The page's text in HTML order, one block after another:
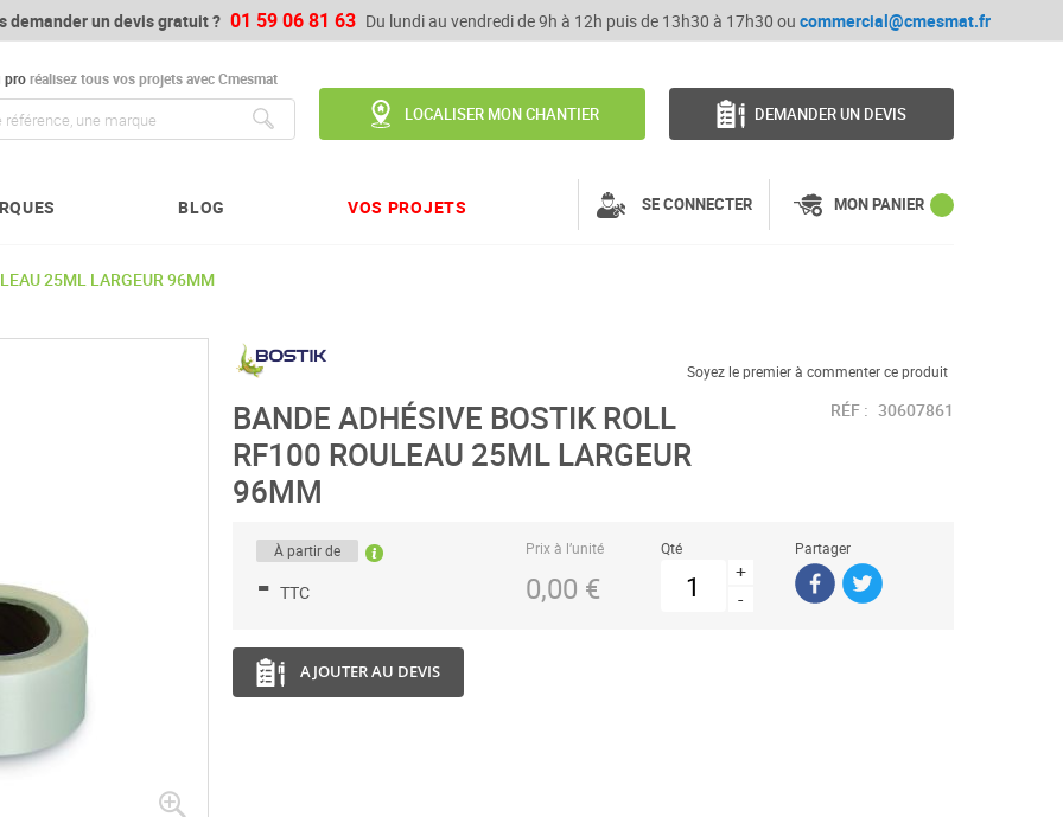
demander un devis gratuit ? 01 59 06 81 63 Du lundi au vendredi de 9h à 12h puis de 13h30 à 17h30 ou commercial@cmesmat.fr
proréalisez tous vos projets avec Cmesmat
LOCALISER MON CHANTIER DEMANDER UN DEVIS
BLOG VOS PROJETS SE CONNECTER MON PANIER
25ML LARGEUR 96MM
Soyez le premier à commenter ce produit
BANDE ADHÉSIVE BOSTIK ROLL
RF100 ROULEAU 25ML LARGEUR
96MM
RÉF : 30607861
À partir de
- TTC
Prix à l’unité
0,00 €
Qté
+
-
Partager
AJOUTER AU DEVIS